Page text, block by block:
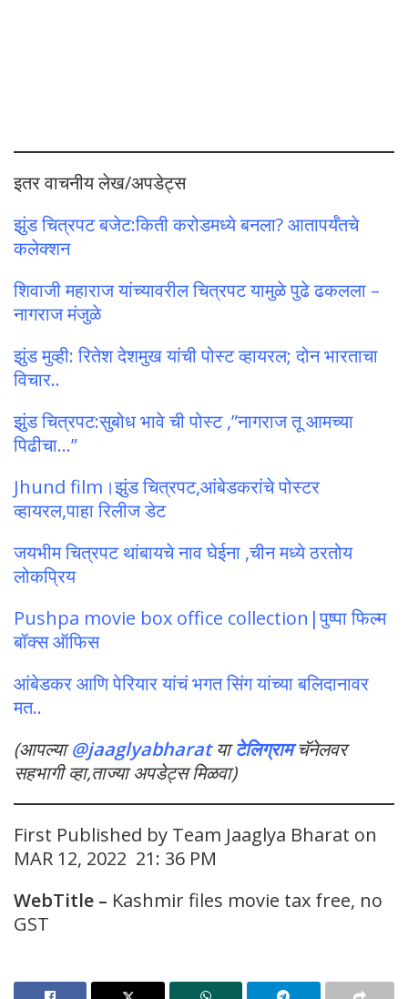
इतर वाचनीय लेख/अपडेट्स
झुंड चित्रपट बजेट:किती करोडमध्ये बनला? आतापर्यँतचे
कलेक्शन
शिवाजी महाराज यांच्यावरील चित्रपट यामुळे पुढे ढकलला –
नागराज मंजुळे
झुंड मुव्ही: रितेश देशमुख यांची पोस्ट व्हायरल; दोन भारताचा
विचार..
झुंड चित्रपट:सुबोध भावे ची पोस्ट ,”नागराज तू आमच्या
पिढीचा…”
Jhund film।झुंड चित्रपट,आंबेडकरांचे पोस्टर
व्हायरल,पाहा रिलीज डेट
जयभीम चित्रपट थांबायचे नाव घेईना ,चीन मध्ये ठरतोय
लोकप्रिय
Pushpa movie box office collection|पुष्पा फिल्म
बॉक्स ऑफिस
आंबेडकर आणि पेरियार यांचं भगत सिंग यांच्या बलिदानावर
मत..
(आपल्या@jaaglyabharat याटेलिग्राम चॅनेलवर
सहभागी व्हा,ताज्या अपडेट्स मिळवा)
First Published by Team Jaaglya Bharat on
MAR 12, 2022 21: 36 PM
WebTitle – Kashmir files movie tax free, no
GST